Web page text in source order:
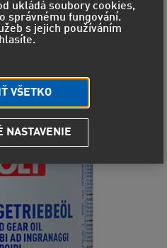
ukládá soubory cookies,
správnému fungování.
s jejich používáním
VŠETKO
NASTAVENIE